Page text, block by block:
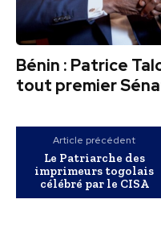
Bénin : Patrice
tout premier
Article précédent
Le Patriarche des
imprimeurs togolais
célébré par le CISA